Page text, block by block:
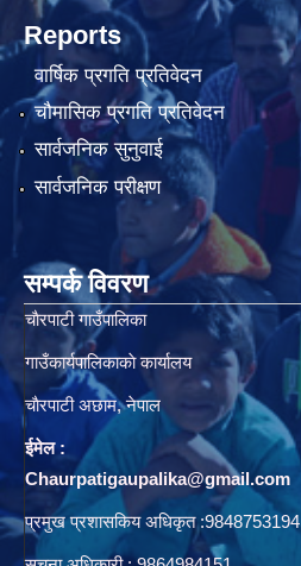
Reports
वार्षिक प्रगति प्रतिवेदन
चौमासिक प्रगति प्रतिवेदन
सार्वजनिक सुनुवाई
सार्वजनिक परीक्षण
सम्पर्क विवरण
चाैरपाटी गाउँपालिका
गाउँकार्यपालिकाकाे कार्यालय
चाैरपाटी अछाम, नेपाल
ईमेल :
Chaurpatigaupalika@gmail.com
प्रमुख प्रशासकिय अधिकृत :9848753194